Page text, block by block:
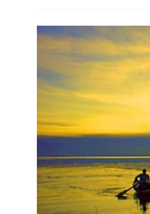
Todo
Brasileiro
Precisa
Pelo
Menos
Vida